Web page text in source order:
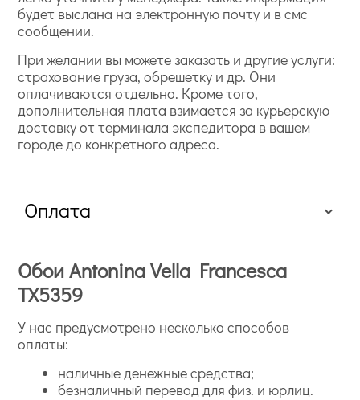
будет выслана на электронную почту и в смс
сообщении.
При желании вы можете заказать и другие услуги:
страхование груза, обрешетку и др. Они
оплачиваются отдельно. Кроме того,
дополнительная плата взимается за курьерскую
доставку от терминала экспедитора в вашем
городе до конкретного адреса.
Оплата
Обои Antonina Vella Francesca
TX5359
У нас предусмотрено несколько способов
оплаты:
наличные денежные средства;
безналичный перевод для физ. и юрлиц.